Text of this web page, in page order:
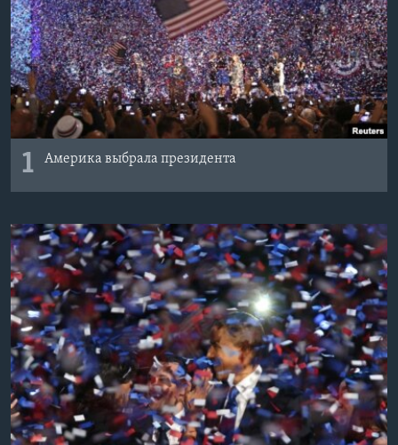
Learning English
СОЦИАЛЬНЫЕ СЕТИ
Языки
1 Америка выбрала президента